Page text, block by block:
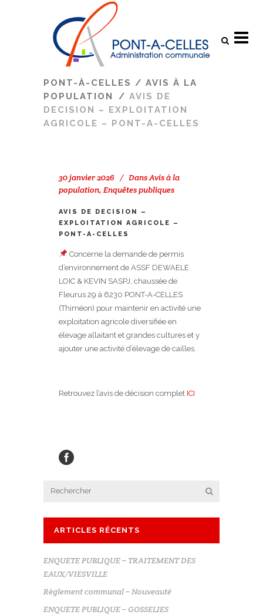
PONT-À-CELLES / AVIS À LA
POPULATION
/ AVIS DE
DECISION – EXPLOITATION
AGRICOLE – PONT-A-CELLES
30 janvier 2026 DansAvis à la
population, Enquêtes publiques
AVIS DE DECISION –
EXPLOITATION AGRICOLE –
PONT-A-CELLES
Concerne la demande de permis
d’environnement de ASSF DEWAELE
LOIC & KEVIN SASPJ, chaussée de
Fleurus 29 à 6230 PONT-A-CELLES
(Thiméon) pour maintenir en activité une
exploitation agricole diversifiée en
élevage allaitant et grandes cultures et y
ajouter une activité d’élevage de cailles.
Retrouvez l’avis de décision complet ICI
ARTICLES RÉCENTS
ENQUETE PUBLIQUE – TRAITEMENT DES
EAUX/VIESVILLE
Règlement communal – Nouveauté
ENQUETE PUBLIQUE – GOSSELIES